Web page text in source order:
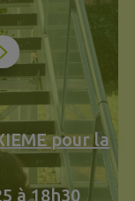
pour la
à 18h30